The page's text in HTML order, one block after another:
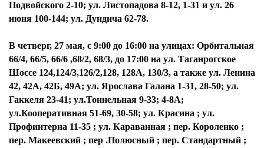
Подвойского 2-10; ул. Листопадова 8-12, 1-31 и ул. 26
июня 100-144; ул. Дундича 62-78.
В четверг, 27 мая, с 9:00 до 16:00 на улицах: Орбитальная
66/4, 66/5, 66/6 ,68/2, 68/3, до 17:00 на ул. Таганрогское
Шоссе 124,124/3,126/2,128, 128А, 130/3, а также ул. Ленина
42, 42А, 42Б, 49А; ул. Ярослава Галана 1-31, 28-50; ул.
Гаккеля 23-41; ул.Тоннельная 9-33; 4-8А;
ул.Кооперативная 51-69, 30-58; ул. Красина ; ул.
Профинтерна 11-35 ; ул. Караванная ; пер. Короленко ;
пер. Макеевский ; пер .Полюсный ; пер. Стандартный ;